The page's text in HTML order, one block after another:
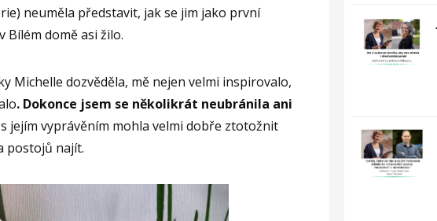
neuměla představit, jak se jim jako první
Bílém domě asi žilo.
Michelle dozvěděla, mě nejen velmi inspirovalo,
. Dokonce jsem se několikrát neubránila ani
s jejím vyprávěním mohla velmi dobře ztotožnit
postojů najít.